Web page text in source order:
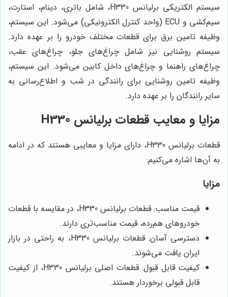
سیستم الکتریکی برلیانس H330، شامل باتری، دینام، استارت،
سیم‌کشی و ECU (واحد کنترل الکترونیکی) می‌شود. این سیستم،
وظیفه تامین برق برای قطعات مختلف خودرو را بر عهده دارد.
سیستم روشنایی نیز شامل چراغ‌های جلو، چراغ‌های عقب،
چراغ‌های راهنما و چراغ‌های داخل کابین می‌شود. این سیستم،
وظیفه تامین روشنایی برای رانندگی در شب و اطلاع‌رسانی به
سایر رانندگان را بر عهده دارد.
مزایا و معایب قطعات برلیانس H330
قطعات برلیانس H330، دارای مزایا و معایبی هستند که در ادامه
به آن‌ها اشاره می‌کنیم:
مزایا
قیمت مناسب: قطعات برلیانس H330، در مقایسه با قطعات
خودروهای هم‌رده، قیمت مناسب‌تری دارند.
دسترسی آسان: قطعات برلیانس H330، به راحتی در بازار
ایران یافت می‌شوند.
کیفیت قابل قبول: قطعات اصلی برلیانس H330، از کیفیت
قابل قبولی برخوردار هستند.